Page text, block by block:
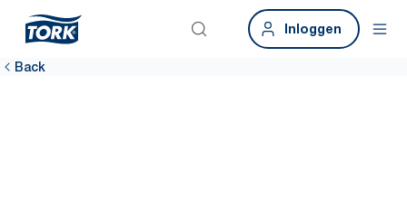
Inloggen
Back